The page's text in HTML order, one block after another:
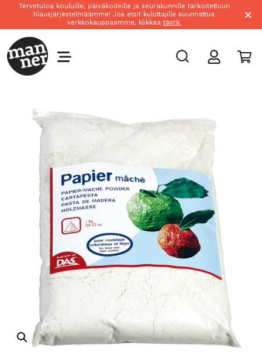
Tervetuloa kouluille, päiväkodeille ja seurakunnille tarkoitettuun
tilausjärjestelmäämme! Jos etsit kuluttajille suunnattua
verkkokauppaamme, klikkaa tästä. ×